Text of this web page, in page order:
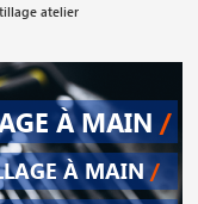
atelier
À MAIN /
À MAIN /